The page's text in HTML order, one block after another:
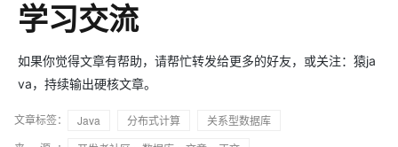
学习交流
如果你觉得文章有帮助，请帮忙转发给更多的好友，或关注：猿ja
va，持续输出硬核文章。
文章标签： Java 分布式计算
关系型数据库